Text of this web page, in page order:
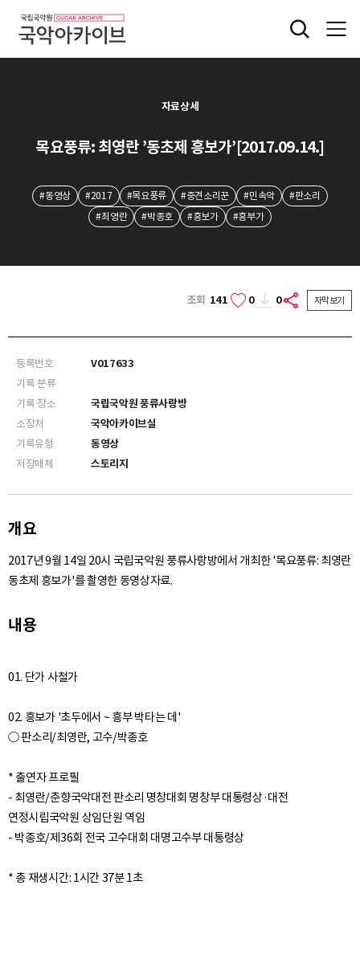
자료상세
목요풍류: 최영란 ’동초제 흥보가’[2017.09.14.]
#동영상 #2017 #목요풍류 #중견소리꾼 #민속악
#판소리
#최영란
#박종호 #흥보가 #흥부가
조회 141 0 0 자막보기
등록번호
V017633
기록 분류
기록 장소
국립국악원 풍류사랑방
소장처
국악아카이브실
기록유형
동영상
저장매체
스토리지
개요
2017년 9월 14일 20시 국립국악원 풍류사랑방에서 개최한 '목요풍류: 최영란
동초제 흥보가'를 촬영한 동영상자료.
내용
01. 단가 사철가
02. 흥보가 '초두에서 ~ 흥부 박타는 데'
○ 판소리/최영란, 고수/박종호
* 출연자 프로필
- 최영란/춘향국악대전 판소리 명창대회 명창부 대통령상·대전
연정시립국악원 상임단원 역임
- 박종호/제36회 전국 고수대회 대명고수부 대통령상
* 총 재생시간: 1시간 37분 1초